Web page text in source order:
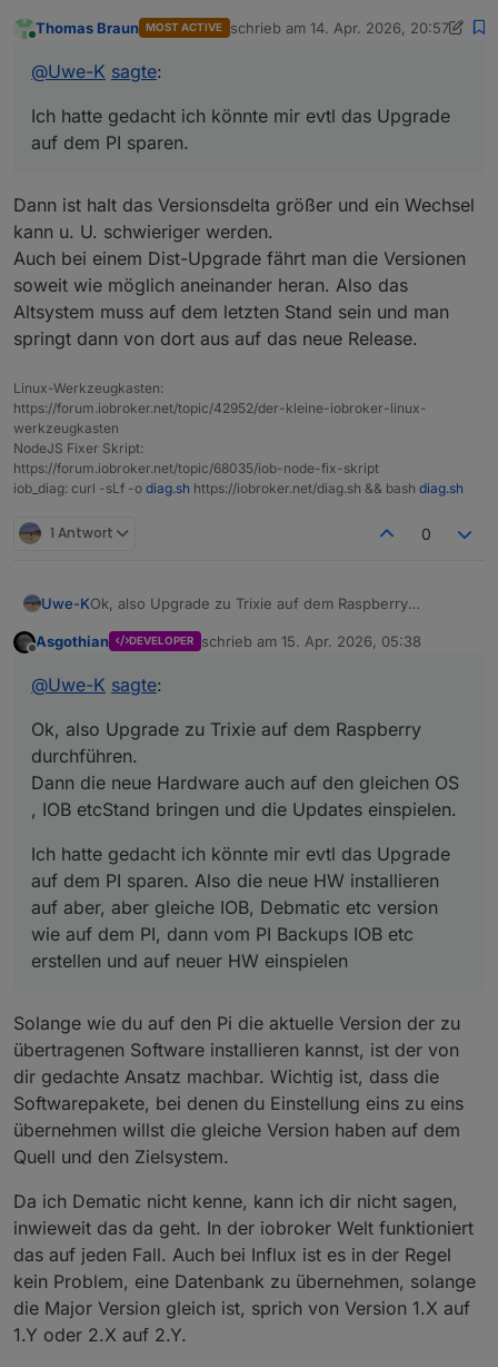
Dann die neue Hardware auch auf den gleichen OS ,
Ich hatte gedacht ich könnte mir evtl das Upgrade auf
aber gleiche IOB, Debmatic etc version wie auf dem PI,
HW einspielen
Thomas Braun MOST ACTIVE schrieb am 14. Apr. 2026, 20:57
zuletzt editiert von Thomas Braun
@Uwe-K sagte:
Ich hatte gedacht ich könnte mir evtl das Upgrade
auf dem PI sparen.
Dann ist halt das Versionsdelta größer und ein Wechsel
kann u. U. schwieriger werden.
Auch bei einem Dist-Upgrade fährt man die Versionen
soweit wie möglich aneinander heran. Also das
Altsystem muss auf dem letzten Stand sein und man
springt dann von dort aus auf das neue Release.
Linux-Werkzeugkasten:
https://forum.iobroker.net/topic/42952/der-kleine-iobroker-linux-
werkzeugkasten
NodeJS Fixer Skript:
https://forum.iobroker.net/topic/68035/iob-node-fix-skript
iob_diag: curl -sLf -o diag.sh https://iobroker.net/diag.sh && bash diag.sh
1 Antwort 0
Uwe-KOk, also Upgrade zu Trixie auf dem Raspberry
Dann die neue Hardware auch auf den gleichen OS ,
Ich hatte gedacht ich könnte mir evtl das Upgrade auf
aber gleiche IOB, Debmatic etc version wie auf dem PI,
HW einspielen
Offline
Asgothian DEVELOPER schrieb am 15. Apr. 2026, 05:38
zuletzt editiert von
@Uwe-K sagte:
Ok, also Upgrade zu Trixie auf dem Raspberry
durchführen.
Dann die neue Hardware auch auf den gleichen OS
, IOB etcStand bringen und die Updates einspielen.
Ich hatte gedacht ich könnte mir evtl das Upgrade
auf dem PI sparen. Also die neue HW installieren
auf aber, aber gleiche IOB, Debmatic etc version
wie auf dem PI, dann vom PI Backups IOB etc
erstellen und auf neuer HW einspielen
Solange wie du auf den Pi die aktuelle Version der zu
übertragenen Software installieren kannst, ist der von
dir gedachte Ansatz machbar. Wichtig ist, dass die
Softwarepakete, bei denen du Einstellung eins zu eins
übernehmen willst die gleiche Version haben auf dem
Quell und den Zielsystem.
Da ich Dematic nicht kenne, kann ich dir nicht sagen,
inwieweit das da geht. In der iobroker Welt funktioniert
das auf jeden Fall. Auch bei Influx ist es in der Regel
kein Problem, eine Datenbank zu übernehmen, solange
die Major Version gleich ist, sprich von Version 1.X auf
1.Y oder 2.X auf 2.Y.